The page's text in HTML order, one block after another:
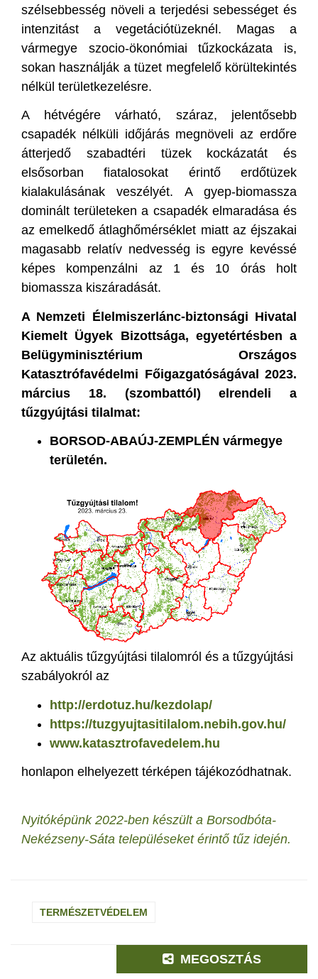
szélsebbesség növeli a terjedési sebességet és
intenzitást a vegetációtüzeknél. Magas a
vármegye szocio-ökonómiai tűzkockázata is,
sokan használják a tüzet megfelelő körültekintés
nélkül területkezelésre.
A hétvégére várható, száraz, jelentősebb
csapadék nélküli időjárás megnöveli az erdőre
átterjedő szabadtéri tüzek kockázatát és
elsősorban fiatalosokat érintő erdőtüzek
kialakulásának veszélyét. A gyep-biomassza
dominált területeken a csapadék elmaradása és
az emelkedő átlaghőmérséklet miatt az éjszakai
magasabb relatív nedvesség is egyre kevéssé
képes kompenzálni az 1 és 10 órás holt
biomassza kiszáradását.
A Nemzeti Élelmiszerlánc-biztonsági Hivatal
Kiemelt Ügyek Bizottsága, egyetértésben a
Belügyminisztérium Országos
Katasztrófavédelmi Főigazgatóságával 2023.
március 18. (szombattól) elrendeli a
tűzgyújtási tilalmat:
BORSOD-ABAÚJ-ZEMPLÉN vármegye
területén.
Az aktuális tűzgyújtási tilalomról és a tűzgyújtási
szabályokról az
http://erdotuz.hu/kezdolap/
https://tuzgyujtasitilalom.nebih.gov.hu/
www.katasztrofavedelem.hu
honlapon elhelyezett térképen tájékozódhatnak.
Nyitóképünk 2022-ben készült a Borsodbóta-
Nekézseny-Sáta településeket érintő tűz idején.
TERMÉSZETVÉDELEM
MEGOSZTÁS